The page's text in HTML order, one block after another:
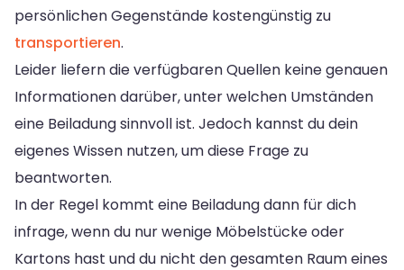
persönlichen Gegenstände kostengünstig zu
transportieren.
Leider liefern die verfügbaren Quellen keine genauen
Informationen darüber, unter welchen Umständen
eine Beiladung sinnvoll ist. Jedoch kannst du dein
eigenes Wissen nutzen, um diese Frage zu
beantworten.
In der Regel kommt eine Beiladung dann für dich
infrage, wenn du nur wenige Möbelstücke oder
Kartons hast und du nicht den gesamten Raum eines